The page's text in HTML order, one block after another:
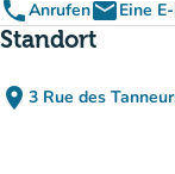
phoneAnrufenemailEine
Standort
place 3 Rue des